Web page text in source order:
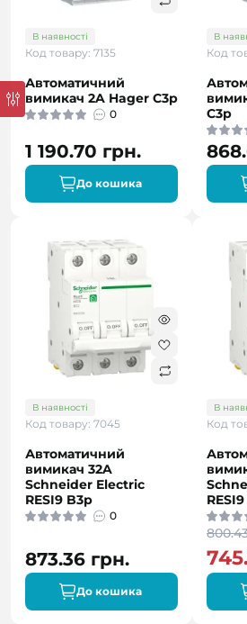
В наявності
Код товару: 7135
Автоматичний
вимикач 2A Hager C3p
0
1 190.70 грн.
До кошика
В
Код
C3p
В наявності
Код товару: 7045
Автоматичний
вимикач 32A
Schneider Electric
RESI9 B3р
0
873.36 грн.
До кошика
В
Код